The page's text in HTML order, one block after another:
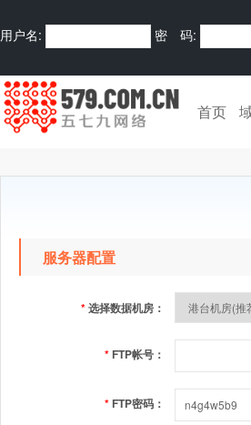
用户名: 密 码:
首页
服务器配置
*选择数据机房：
* FTP帐号：
* FTP密码：